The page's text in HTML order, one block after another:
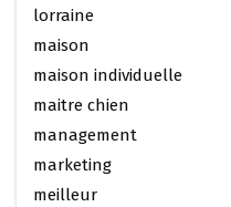
lorraine
maison
maison individuelle
maitre chien
management
marketing
meilleur